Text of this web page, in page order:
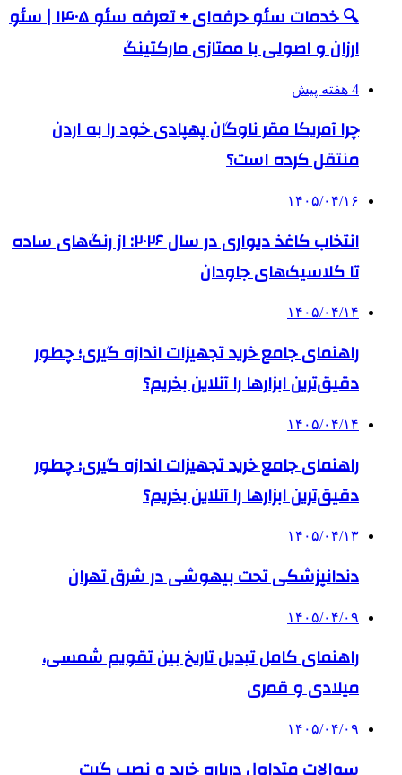
🔍 خدمات سئو حرفه‌ای + تعرفه سئو ۱۴۰۵ | سئو
ارزان و اصولی با ممتازی مارکتینگ
4 هفته پیش
چرا آمریکا مقر ناوگان پهپادی خود را به اردن
منتقل کرده است؟
۱۴۰۵/۰۴/۱۶
انتخاب کاغذ دیواری در سال ۲۰۲۶: از رنگ‌های ساده
تا کلاسیک‌های جاودان
۱۴۰۵/۰۴/۱۴
راهنمای جامع خرید تجهیزات اندازه گیری؛ چطور
دقیق‌ترین ابزارها را آنلاین بخریم؟
۱۴۰۵/۰۴/۱۴
راهنمای جامع خرید تجهیزات اندازه گیری؛ چطور
دقیق‌ترین ابزارها را آنلاین بخریم؟
۱۴۰۵/۰۴/۱۳
دندانپزشکی تحت بیهوشی در شرق تهران
۱۴۰۵/۰۴/۰۹
راهنمای کامل تبدیل تاریخ بین تقویم شمسی،
میلادی و قمری
۱۴۰۵/۰۴/۰۹